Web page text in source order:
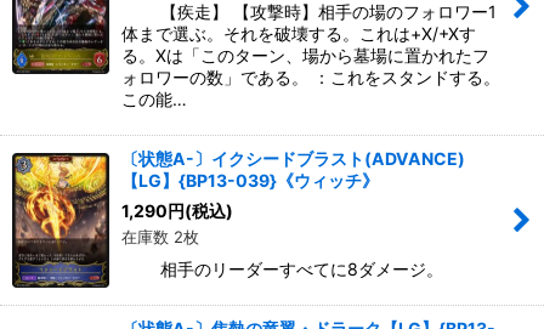
【疾走】 【攻撃時】相手の場のフォロワー1
体まで選ぶ。それを破壊する。これは+X/+Xす
る。Xは「このターン、場から墓場に置かれたフ
ォロワーの数」である。 ：これをスタンドする。
この能…
〔状態A-〕イクシードブラスト(ADVANCE)
【LG】{BP13-039}《ウィッチ》
1,290円(税込)
在庫数 2枚
相手のリーダーすべてに8ダメージ。